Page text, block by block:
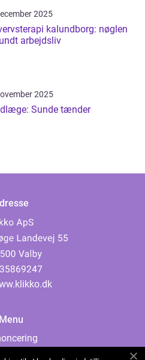
2025
kalundborg: nøglen
arbejdsliv
2025
Sunde tænder
Menu